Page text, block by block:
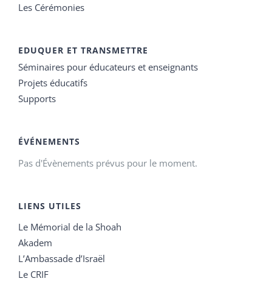
Les Cérémonies
EDUQUER ET TRANSMETTRE
Séminaires pour éducateurs et enseignants
Projets éducatifs
Supports
ÉVÉNEMENTS
Pas d'Évènements prévus pour le moment.
LIENS UTILES
Le Mémorial de la Shoah
Akadem
L’Ambassade d’Israël
Le CRIF